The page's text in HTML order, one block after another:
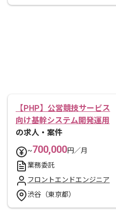
【PHP】公営競技サービス
向け基幹システム開発運用
の求人・案件
~700,000円／月
業務委託
フロントエンドエンジニア
渋谷（東京都）